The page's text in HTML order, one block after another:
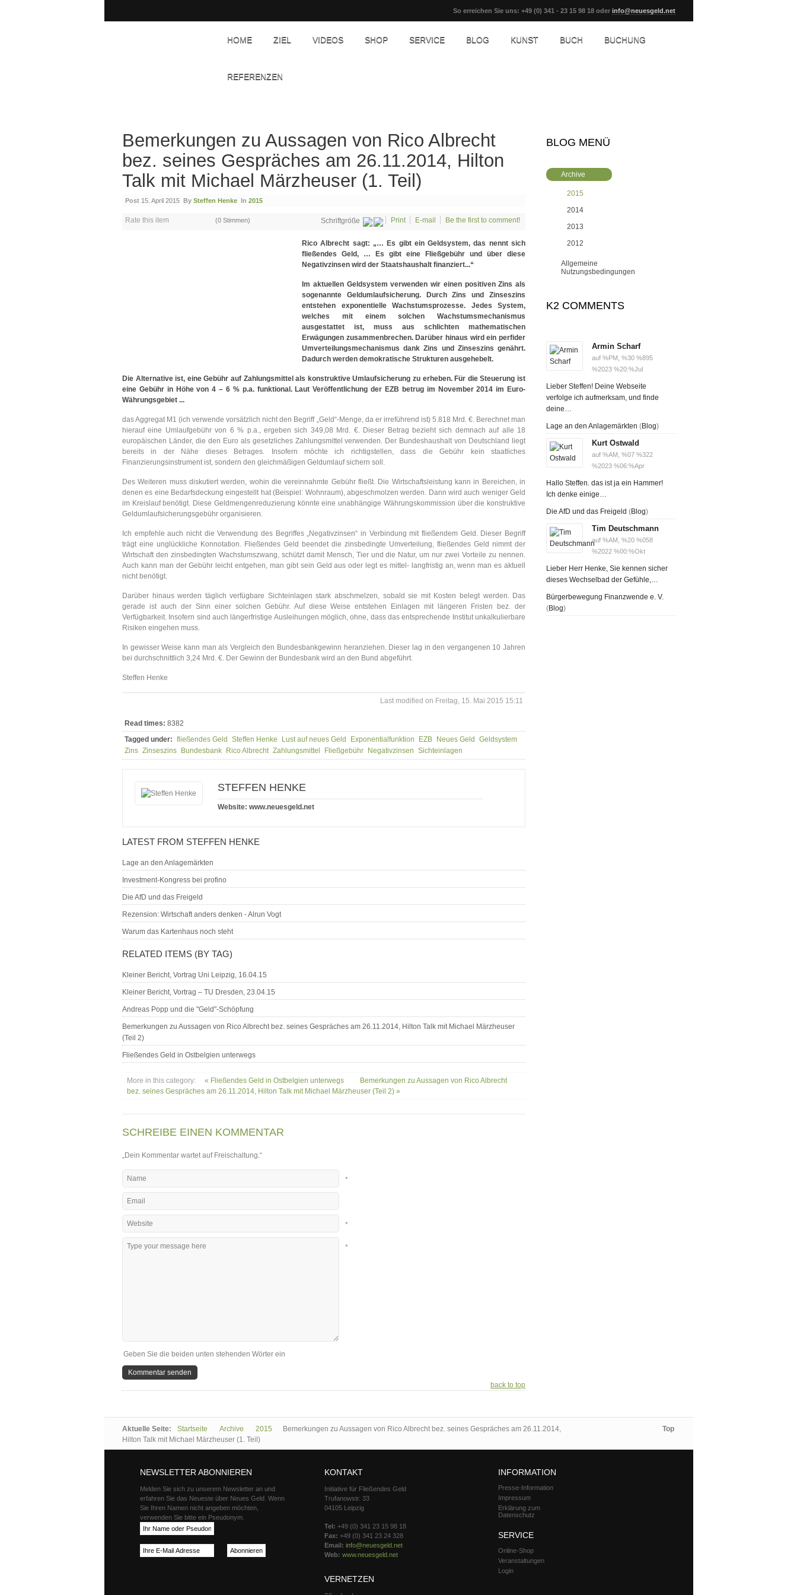
So erreichen Sie uns: +49 (0) 341 - 23 15 98 18 oder info@neuesgeld.net
HOME ZIEL VIDEOS SHOP SERVICE BLOG KUNST BUCH BUCHUNG
REFERENZEN
Bemerkungen zu Aussagen von Rico Albrecht
bez. seines Gespräches am 26.11.2014, Hilton
Talk mit Michael Märzheuser (1. Teil)
Post 15. April 2015 By Steffen Henke In 2015
Rate this item (0 Stimmen) Schriftgröße Print E-mail Be the first to comment!
Rico Albrecht sagt: „… Es gibt ein Geldsystem, das nennt sich
fließendes Geld, … Es gibt eine Fließgebühr und über diese
Negativzinsen wird der Staatshaushalt finanziert...“
Im aktuellen Geldsystem verwenden wir einen positiven Zins als
sogenannte Geldumlaufsicherung. Durch Zins und Zinseszins
entstehen exponentielle Wachstumsprozesse. Jedes System,
welches mit einem solchen Wachstumsmechanismus
ausgestattet ist, muss aus schlichten mathematischen
Erwägungen zusammenbrechen. Darüber hinaus wird ein perfider
Umverteilungsmechanismus dank Zins und Zinseszins genährt.
Dadurch werden demokratische Strukturen ausgehebelt.
Die Alternative ist, eine Gebühr auf Zahlungsmittel als konstruktive Umlaufsicherung zu erheben. Für die Steuerung ist
eine Gebühr in Höhe von 4 – 6 % p.a. funktional. Laut Veröffentlichung der EZB betrug im November 2014 im Euro-
Währungsgebiet ...
das Aggregat M1 (ich verwende vorsätzlich nicht den Begriff „Geld“-Menge, da er irreführend ist) 5.818 Mrd. €. Berechnet man
hierauf eine Umlaufgebühr von 6 % p.a., ergeben sich 349,08 Mrd. €. Dieser Betrag bezieht sich demnach auf alle 18
europäischen Länder, die den Euro als gesetzliches Zahlungsmittel verwenden. Der Bundeshaushalt von Deutschland liegt
bereits in der Nähe dieses Betrages. Insofern möchte ich richtigstellen, dass die Gebühr kein staatliches
Finanzierungsinstrument ist, sondern den gleichmäßigen Geldumlauf sichern soll.
Des Weiteren muss diskutiert werden, wohin die vereinnahmte Gebühr fließt. Die Wirtschaftsleistung kann in Bereichen, in
denen es eine Bedarfsdeckung eingestellt hat (Beispiel: Wohnraum), abgeschmolzen werden. Dann wird auch weniger Geld
im Kreislauf benötigt. Diese Geldmengenreduzierung könnte eine unabhängige Währungskommission über die konstruktive
Geldumlaufsicherungsgebühr organisieren.
Ich empfehle auch nicht die Verwendung des Begriffes „Negativzinsen“ in Verbindung mit fließendem Geld. Dieser Begriff
trägt eine unglückliche Konnotation. Fließendes Geld beendet die zinsbedingte Umverteilung, fließendes Geld nimmt der
Wirtschaft den zinsbedingten Wachstumszwang, schützt damit Mensch, Tier und die Natur, um nur zwei Vorteile zu nennen.
Auch kann man der Gebühr leicht entgehen, man gibt sein Geld aus oder legt es mittel- langfristig an, wenn man es aktuell
nicht benötigt.
Darüber hinaus werden täglich verfügbare Sichteinlagen stark abschmelzen, sobald sie mit Kosten belegt werden. Das
gerade ist auch der Sinn einer solchen Gebühr. Auf diese Weise entstehen Einlagen mit längeren Fristen bez. der
Verfügbarkeit. Insofern sind auch längerfristige Ausleihungen möglich, ohne, dass das entsprechende Institut unkalkulierbare
Risiken eingehen muss.
In gewisser Weise kann man als Vergleich den Bundesbankgewinn heranziehen. Dieser lag in den vergangenen 10 Jahren
bei durchschnittlich 3,24 Mrd. €. Der Gewinn der Bundesbank wird an den Bund abgeführt.
Steffen Henke
Last modified on Freitag, 15. Mai 2015 15:11
Read times: 8382
Tagged under: fließendes Geld Steffen Henke Lust auf neues Geld Exponentialfunktion EZB Neues Geld
Geldsystem
Zins Zinseszins Bundesbank Rico Albrecht Zahlungsmittel Fließgebühr Negativzinsen Sichteinlagen
STEFFEN HENKE
Website: www.neuesgeld.net
LATEST FROM STEFFEN HENKE
Lage an den Anlagemärkten
Investment-Kongress bei profino
Die AfD und das Freigeld
Rezension: Wirtschaft anders denken - Alrun Vogt
Warum das Kartenhaus noch steht
RELATED ITEMS (BY TAG)
Kleiner Bericht, Vortrag Uni Leipzig, 16.04.15
Kleiner Bericht, Vortrag – TU Dresden, 23.04.15
Andreas Popp und die "Geld"-Schöpfung
Bemerkungen zu Aussagen von Rico Albrecht bez. seines Gespräches am 26.11.2014, Hilton Talk mit Michael Märzheuser
(Teil 2)
Fließendes Geld in Ostbelgien unterwegs
More in this category: « Fließendes Geld in Ostbelgien unterwegs
Bemerkungen zu Aussagen von Rico Albrecht
bez. seines Gespräches am 26.11.2014, Hilton Talk mit Michael Märzheuser (Teil 2) »
SCHREIBE EINEN KOMMENTAR
„Dein Kommentar wartet auf Freischaltung.“
*
*
*
Geben Sie die beiden unten stehenden Wörter ein
back to top
BLOG MENÜ
Archive
2015
2014
2013
2012
Allgemeine
Nutzungsbedingungen
K2 COMMENTS
Armin Scharf
auf %PM, %30 %895
%2023 %20:%Jul
Lieber Steffen! Deine Webseite
verfolge ich aufmerksam, und finde
deine…
Lage an den Anlagemärkten (Blog)
Kurt Ostwald
auf %AM, %07 %322
%2023 %06:%Apr
Hallo Steffen. das ist ja ein Hammer!
Ich denke einige…
Die AfD und das Freigeld (Blog)
Tim Deutschmann
auf %AM, %20 %058
%2022 %00:%Okt
Lieber Herr Henke, Sie kennen sicher
dieses Wechselbad der Gefühle,…
Bürgerbewegung Finanzwende e. V.
(Blog)
Aktuelle Seite: Startseite Archive 2015
Bemerkungen zu Aussagen von Rico Albrecht bez. seines Gespräches am 26.11.2014,
Hilton Talk mit Michael Märzheuser (1. Teil)
Top
NEWSLETTER ABONNIEREN
Melden Sie sich zu unserem Newsletter an und
erfahren Sie das Neueste über Neues Geld. Wenn
Sie Ihren Namen nicht angeben möchten,
verwenden Sie bitte ein Pseudonym.
KONTAKT
Initiative für Fließendes Geld
Trufanowstr. 33
04105 Leipzig
Tel: +49 (0) 341 23 15 98 18
Fax: +49 (0) 341 23 24 328
Email: info@neuesgeld.net
Web: www.neuesgeld.net
VERNETZEN
INFORMATION
Presse-Information
Impressum
Erklärung zum
Datenschutz
SERVICE
Online-Shop
Veranstaltungen
Login